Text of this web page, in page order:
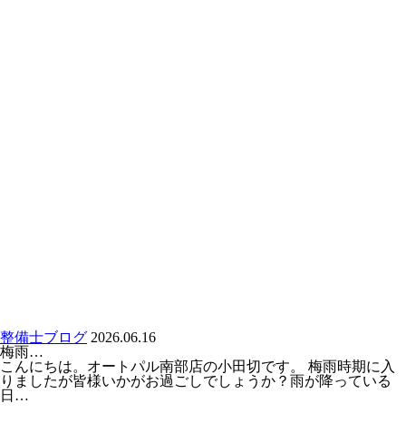
整備士ブログ 2026.06.16
梅雨…
こんにちは。オートパル南部店の小田切です。 梅雨時期に入
りましたが皆様いかがお過ごしでしょうか？雨が降っている
日…